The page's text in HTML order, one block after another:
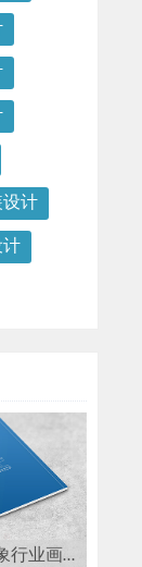
设计
计
气象行业企业画册设计-气象行业画册设计公司